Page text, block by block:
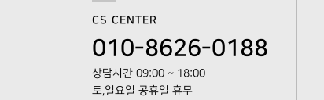
CS CENTER
010-8626-0188
상담시간 09:00 ~ 18:00
토,일요일 공휴일 휴무